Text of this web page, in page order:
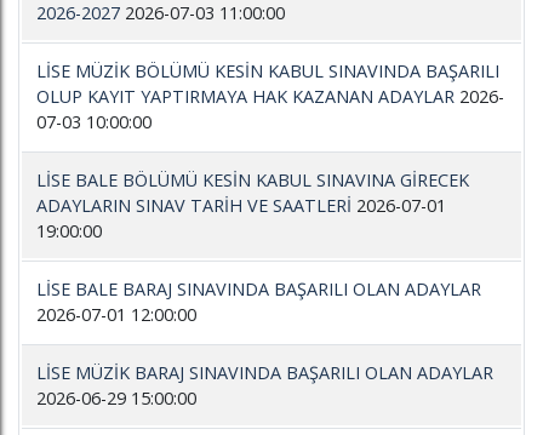
2026-2027 2026-07-03 11:00:00
LİSE MÜZİK BÖLÜMÜ KESİN KABUL SINAVINDA BAŞARILI
OLUP KAYIT YAPTIRMAYA HAK KAZANAN ADAYLAR 2026-
07-03 10:00:00
LİSE BALE BÖLÜMÜ KESİN KABUL SINAVINA GİRECEK
ADAYLARIN SINAV TARİH VE SAATLERİ 2026-07-01
19:00:00
LİSE BALE BARAJ SINAVINDA BAŞARILI OLAN ADAYLAR
2026-07-01 12:00:00
LİSE MÜZİK BARAJ SINAVINDA BAŞARILI OLAN ADAYLAR
2026-06-29 15:00:00